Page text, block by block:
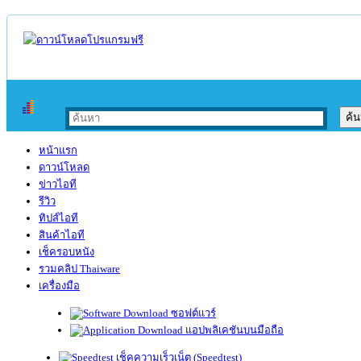
หน้าแรก
ดาวน์โหลด
ข่าวไอที
รีวิว
ทิปส์ไอที
สินค้าไอที
เช็ครอบหนัง
รวมคลิป Thaiware
เครื่องมือ
ซอฟต์แวร์
แอปพลิเคชันบนมือถือ
เช็คความเร็วเน็ต (Speedtest)